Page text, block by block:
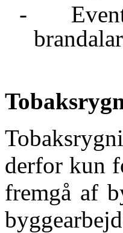
-
derfor kun
fremgå af